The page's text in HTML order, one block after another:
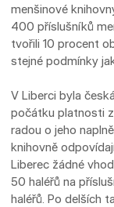
menšinové
400 příslušníků
tvořili 10 procent
stejné podmínky
V Liberci byla
počátku platnosti
radou o jeho
knihovně
Liberec žádné
50 haléřů na
haléřů. Po delších